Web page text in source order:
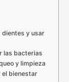
dientes y usar
las bacterias
y limpieza
el bienestar